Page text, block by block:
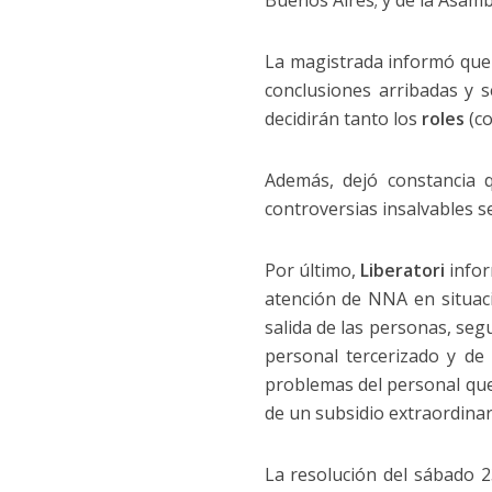
La magistrada informó
conclusiones arribadas y
decidirán tanto los roles
Además, dejó
controversias insalvables
Por último, Liberatori
atención de NNA en
salida de las personas,
personal tercerizado y
problemas del personal
de un subsidio
La resolución del sábado